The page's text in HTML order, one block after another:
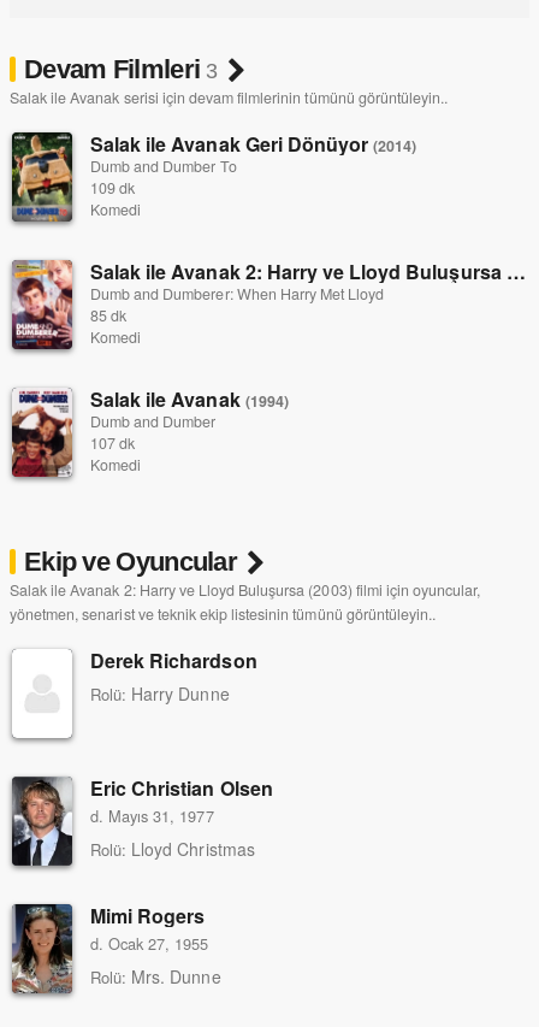
Devam Filmleri 3
Salak ile Avanak serisi için devam filmlerinin tümünü görüntüleyin..
Salak ile Avanak Geri Dönüyor(2014)
Dumb and Dumber To
109 dk
Komedi
Salak ile Avanak 2: Harry ve Lloyd Buluşursa
Dumb and Dumberer: When Harry Met Lloyd
85 dk
Komedi
Salak ile Avanak (1994)
Dumb and Dumber
107 dk
Komedi
Ekip ve Oyuncular
Salak ile Avanak 2: Harry ve Lloyd Buluşursa (2003) filmi için oyuncular,
yönetmen, senarist ve teknik ekip listesinin tümünü görüntüleyin..
Derek Richardson
Rolü: Harry Dunne
Eric Christian Olsen
d. Mayıs 31, 1977
Rolü: Lloyd Christmas
Mimi Rogers
d. Ocak 27, 1955
Rolü: Mrs. Dunne